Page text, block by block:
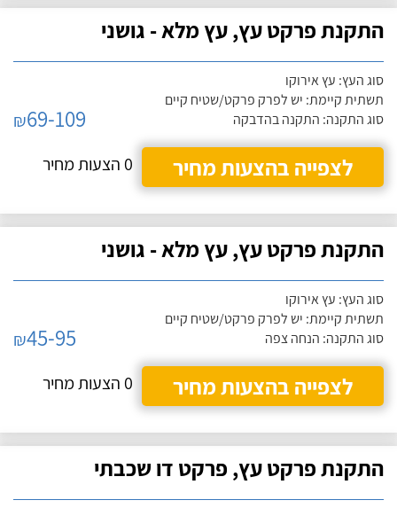
התקנת פרקט עץ, עץ מלא - גושני
סוג העץ: עץ אירוקו
תשתית קיימת: יש לפרק פרקט/שטיח קיים
סוג התקנה: התקנה בהדבקה
₪69-109
לצפייה בהצעות מחיר
0 הצעות מחיר
התקנת פרקט עץ, עץ מלא - גושני
סוג העץ: עץ אירוקו
תשתית קיימת: יש לפרק פרקט/שטיח קיים
סוג התקנה: הנחה צפה
₪45-95
לצפייה בהצעות מחיר
0 הצעות מחיר
התקנת פרקט עץ, פרקט דו שכבתי